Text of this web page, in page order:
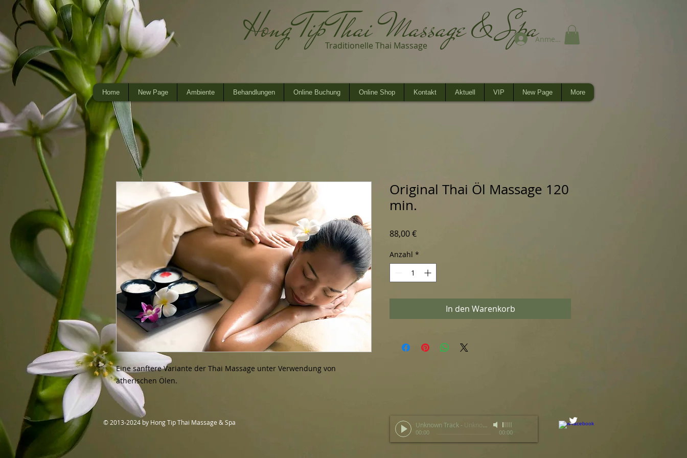
Hong Tip Thai Massage & Spa
Traditionelle Thai Massage
Anmelden
Home New Page Ambiente Behandlungen Online Buchung Online Shop Kontakt Aktuell VIP New Page More
Eine sanftere Variante der Thai Massage unter Verwendung von
ätherischen Ölen.
Original Thai Öl Massage 120
min.
88,00 €Preis
Anzahl *
In den Warenkorb
© 2013-2024 by Hong Tip Thai Massage & Spa Unknown Track - Unknown Artist
00:00 00:00